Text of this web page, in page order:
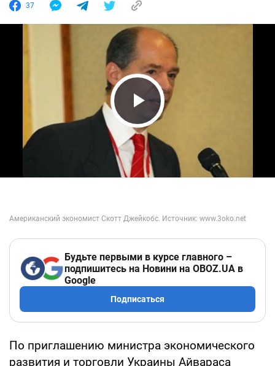
37
Play Video
Будьте первыми в курсе главного –
подпишитесь на Новини на OBOZ.UA в
Google
Подписаться
По приглашению министра экономического
развития и торговли Украины Айвараса